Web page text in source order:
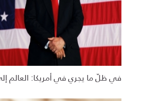
في ظلّ ما يجري في أمريكا: العالم